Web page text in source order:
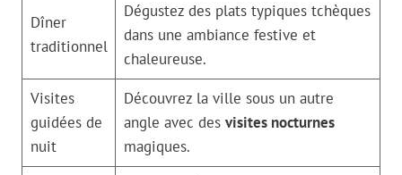
Dîner
traditionnel
Dégustez des plats typiques tchèques
dans une ambiance festive et
chaleureuse.
Visites
guidées de
nuit
Découvrez la ville sous un autre
angle avec des visites nocturnes
magiques.